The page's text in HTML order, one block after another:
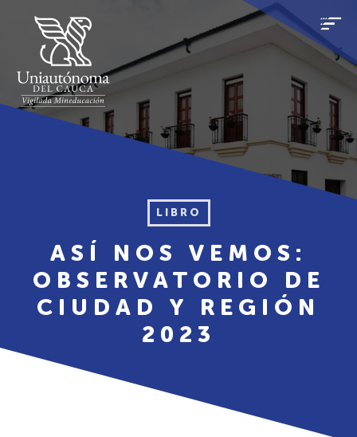
LIBRO
ASÍ NOS VEMOS:
OBSERVATORIO DE
CIUDAD Y REGIÓN
2023